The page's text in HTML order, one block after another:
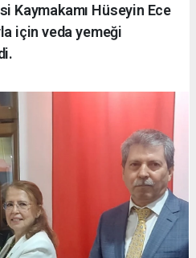
Kaymakamı Hüseyin Ece
için veda yemeği